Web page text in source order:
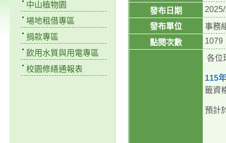
中山植物園
場地租借專區
捐款專區
飲用水質與用電專區
校園修繕通報表
發布日期
發布單位
事務
點閱次數
1079
各位
115
籤資
預計